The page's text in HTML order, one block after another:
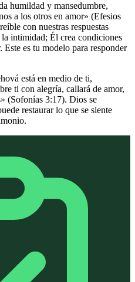
humildad y mansedumbre,
a los otros en amor» (Efesios
con nuestras respuestas
intimidad; Él crea condiciones
es tu modelo para responder
está en medio de ti,
ti con alegría, callará de amor,
(Sofonías 3:17). Dios se
restaurar lo que se siente